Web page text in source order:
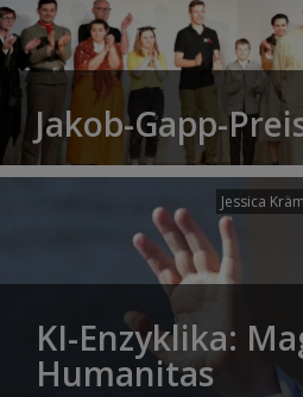
Jakob-Gapp-
Jessica
KI-Enzyklika:
Humanitas